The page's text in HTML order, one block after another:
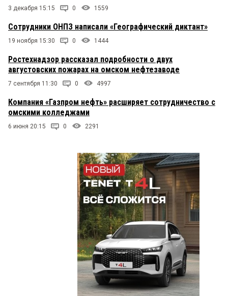
3 декабря 15:15 0 1559
Сотрудники ОНПЗ написали «Географический диктант»
19 ноября 15:30 0 1444
Ростехнадзор рассказал подробности о двух
августовских пожарах на омском нефтезаводе
7 сентября 11:30 0 4997
Компания «Газпром нефть» расширяет сотрудничество с
омскими колледжами
6 июня 20:15 0 2291